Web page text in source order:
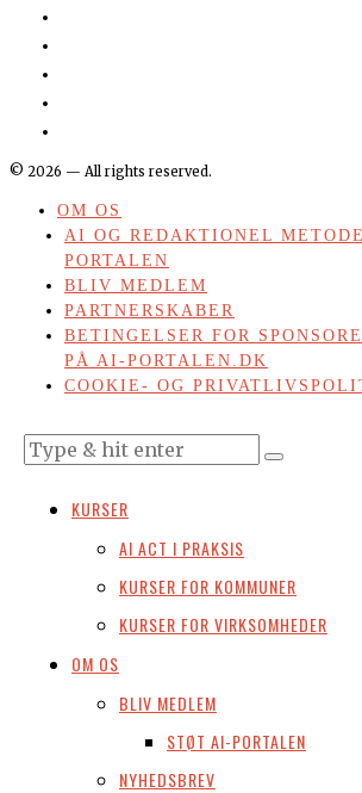
© 2026 — All rights reserved.
OM OS
AI OG REDAKTIONEL
PORTALEN
BLIV MEDLEM
PARTNERSKABER
BETINGELSER FOR
PÅ AI-PORTALEN.DK
COOKIE- OG
KURSER
AI ACT I PRAKSIS
KURSER FOR KOMMUNER
KURSER FOR VIRKSOMHEDER
OM OS
BLIV MEDLEM
STØT AI-PORTALEN
NYHEDSBREV